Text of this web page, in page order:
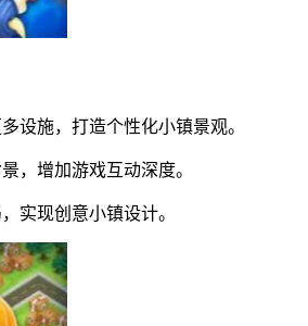
设施，打造个性化小镇景观。
，增加游戏互动深度。
实现创意小镇设计。